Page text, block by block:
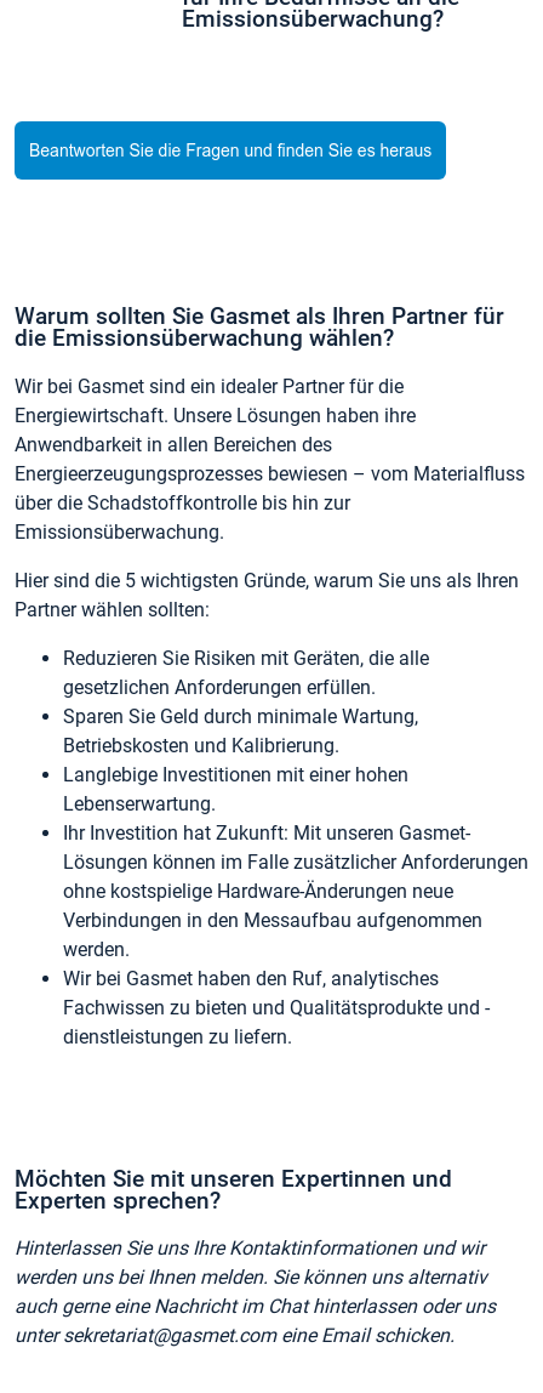
Emissionsüberwachung?
Warum sollten Sie Gasmet als Ihren Partner für
die Emissionsüberwachung wählen?
Wir bei Gasmet sind ein idealer Partner für die
Energiewirtschaft. Unsere Lösungen haben ihre
Anwendbarkeit in allen Bereichen des
Energieerzeugungsprozesses bewiesen – vom Materialfluss
über die Schadstoffkontrolle bis hin zur
Emissionsüberwachung.
Hier sind die 5 wichtigsten Gründe, warum Sie uns als Ihren
Partner wählen sollten:
Reduzieren Sie Risiken mit Geräten, die alle
gesetzlichen Anforderungen erfüllen.
Sparen Sie Geld durch minimale Wartung,
Betriebskosten und Kalibrierung.
Langlebige Investitionen mit einer hohen
Lebenserwartung.
Ihr Investition hat Zukunft: Mit unseren Gasmet-
Lösungen können im Falle zusätzlicher Anforderungen
ohne kostspielige Hardware-Änderungen neue
Verbindungen in den Messaufbau aufgenommen
werden.
Wir bei Gasmet haben den Ruf, analytisches
Fachwissen zu bieten und Qualitätsprodukte und -
dienstleistungen zu liefern.
Möchten Sie mit unseren Expertinnen und
Experten sprechen?
Hinterlassen Sie uns Ihre Kontaktinformationen und wir
werden uns bei Ihnen melden. Sie können uns alternativ
auch gerne eine Nachricht im Chat hinterlassen oder uns
unter sekretariat@gasmet.com eine Email schicken.